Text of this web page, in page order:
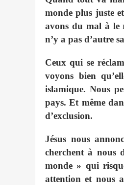
monde plus juste
avons du mal à le
n’y a pas d’autre
Ceux qui se
voyons bien
islamique. Nous
pays. Et même
d’exclusion.
Jésus nous
cherchent à nous
monde » qui
attention et nous